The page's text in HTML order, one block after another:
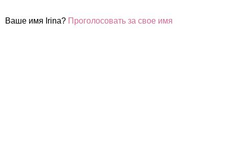
Ваше имя Irina? Проголосовать за свое имя